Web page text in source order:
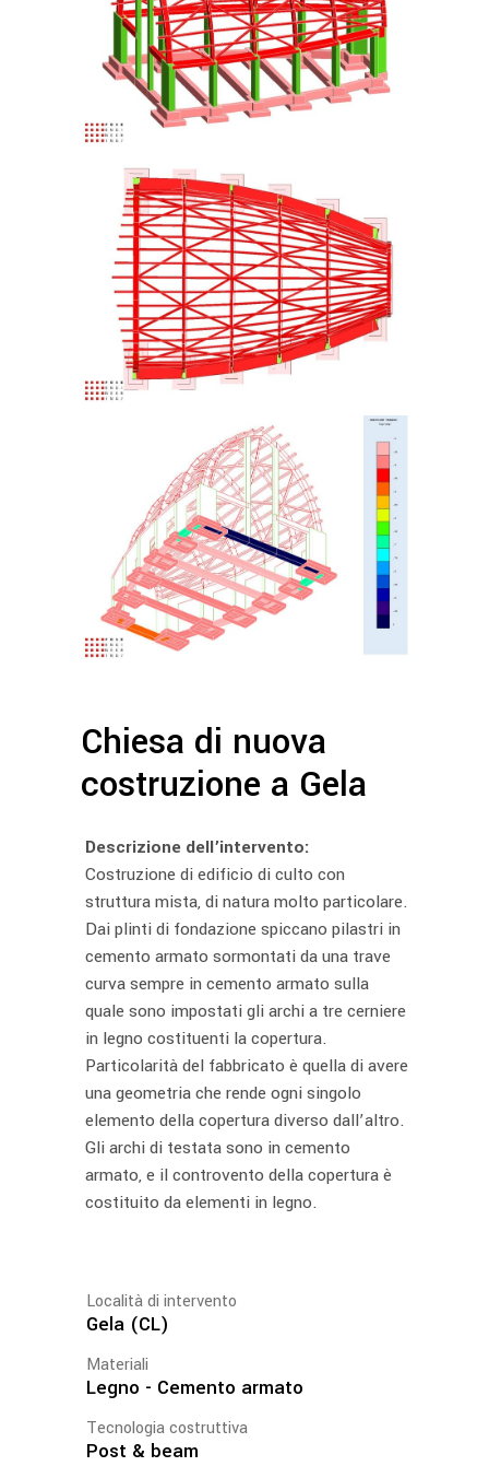
Chiesa di nuova
costruzione a Gela
Descrizione dell’intervento:
Costruzione di edificio di culto con
struttura mista, di natura molto particolare.
Dai plinti di fondazione spiccano pilastri in
cemento armato sormontati da una trave
curva sempre in cemento armato sulla
quale sono impostati gli archi a tre cerniere
in legno costituenti la copertura.
Particolarità del fabbricato è quella di avere
una geometria che rende ogni singolo
elemento della copertura diverso dall’altro.
Gli archi di testata sono in cemento
armato, e il controvento della copertura è
costituito da elementi in legno.
Località di intervento
Gela (CL)
Materiali
Legno - Cemento armato
Tecnologia costruttiva
Post & beam